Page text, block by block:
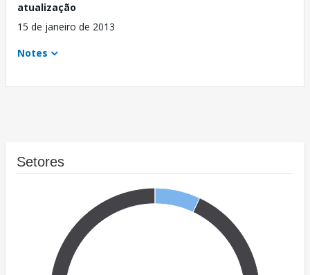
atualização
15 de janeiro de 2013
Notes
Setores